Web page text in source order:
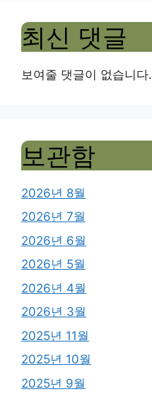
최신 댓글
보여줄 댓글이 없습니다.
보관함
2026년 8월
2026년 7월
2026년 6월
2026년 5월
2026년 4월
2026년 3월
2025년 11월
2025년 10월
2025년 9월